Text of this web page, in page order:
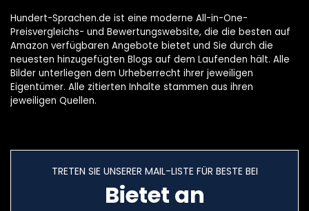
Hundert-Sprachen.de ist eine moderne All-in-One-
Preisvergleichs- und Bewertungswebsite, die die besten auf
Amazon verfügbaren Angebote bietet und Sie durch die
neuesten hinzugefügten Blogs auf dem Laufenden hält. Alle
Bilder unterliegen dem Urheberrecht ihrer jeweiligen
Eigentümer. Alle zitierten Inhalte stammen aus ihren
jeweiligen Quellen.
TRETEN SIE UNSERER MAIL-LISTE FÜR BESTE BEI
Bietet an